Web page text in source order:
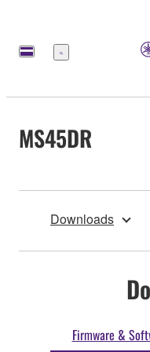
Menu
MS45DR
Downloads
Firmware &